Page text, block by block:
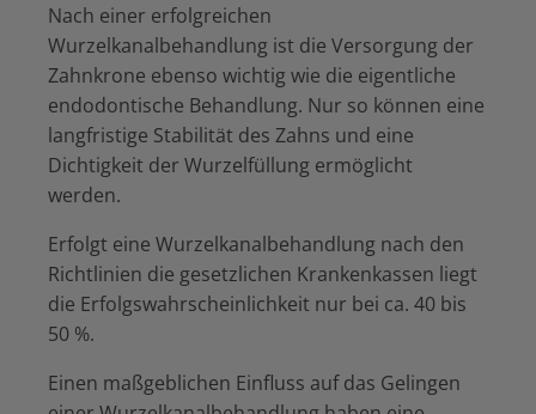
Nach einer erfolgreichen
Wurzelkanalbehandlung ist die Versorgung der
Zahnkrone ebenso wichtig wie die eigentliche
endodontische Behandlung. Nur so können eine
langfristige Stabilität des Zahns und eine
Dichtigkeit der Wurzelfüllung ermöglicht
werden.
Erfolgt eine Wurzelkanalbehandlung nach den
Richtlinien die gesetzlichen Krankenkassen liegt
die Erfolgswahrscheinlichkeit nur bei ca. 40 bis
50 %.
Einen maßgeblichen Einfluss auf das Gelingen